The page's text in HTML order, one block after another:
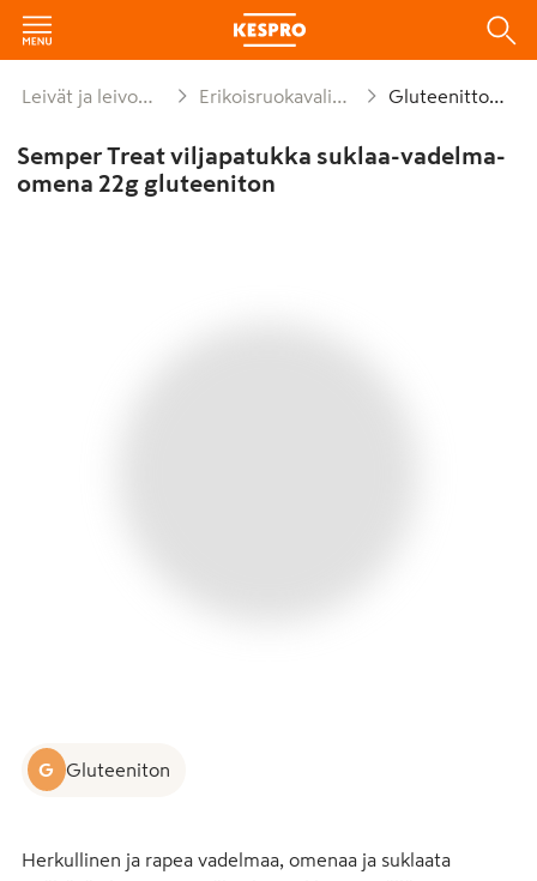
Leivät ja leivonnaiset Erikoisruokavaliokeksit Gluteenittomat
Semper Treat viljapatukka suklaa-vadelma-
omena 22g gluteeniton
G Gluteeniton
Herkullinen ja rapea vadelmaa, omenaa ja suklaata